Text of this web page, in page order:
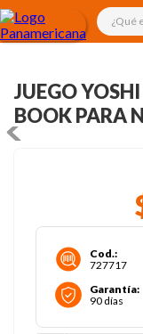
¿Qué
JUEGO
BOOK PARA
Cod.:
727717
Garantía:
90 días